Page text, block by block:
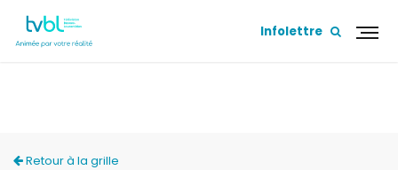
Infolettre
Retour à la grille